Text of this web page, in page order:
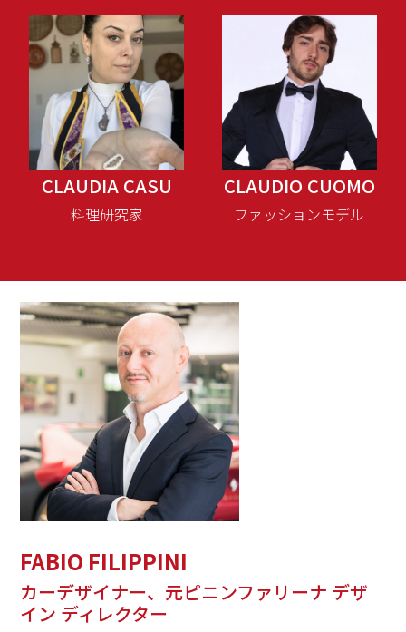
CLAUDIA CASU
料理研究家
CLAUDIO CUOMO
ファッションモデル
FABIO FILIPPINI
カーデザイナー、元ピニンファリーナ デザ
イン ディレクター